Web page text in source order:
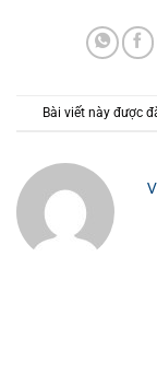
Bài viết này được